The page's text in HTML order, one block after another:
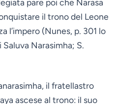
il trono del Leone
l’impero (Nunes, p. 301 lo
Saluva Narasimha; S.
il fratellastro
ascese al trono: il suo